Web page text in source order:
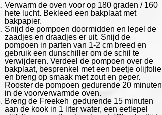
Verwarm de oven voor op 180 graden / 160
hete lucht. Bekleed een bakplaat met
bakpapier.
Snijd de pompoen doormidden en lepel de
zaadjes en draadjes er uit. Snijd de
pompoen in parten van 1-2 cm breed en
gebruik een dunschiller om de schil te
verwijderen. Verdeel de pompoen over de
bakplaat, besprenkel met een beetje olijfolie
en breng op smaak met zout en peper.
Rooster de pompoen gedurende 20 minuten
in de voorverwarmde oven.
Breng de Freekeh gedurende 15 minuten
aan de kook in 1 liter water, een eetlepel